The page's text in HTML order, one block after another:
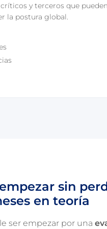
y terceros que pueden
la postura global.
sin
en teoría
ser empezar por una